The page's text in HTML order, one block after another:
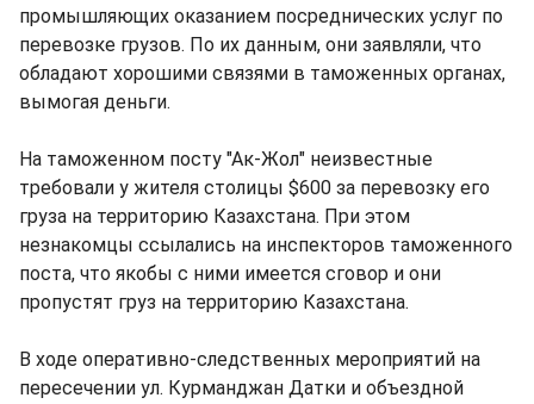
промышляющих оказанием посреднических услуг по
перевозке грузов. По их данным, они заявляли, что
обладают хорошими связями в таможенных органах,
вымогая деньги.
На таможенном посту "Ак-Жол" неизвестные
требовали у жителя столицы $600 за перевозку его
груза на территорию Казахстана. При этом
незнакомцы ссылались на инспекторов таможенного
поста, что якобы с ними имеется сговор и они
пропустят груз на территорию Казахстана.
В ходе оперативно-следственных мероприятий на
пересечении ул. Курманджан Датки и объездной